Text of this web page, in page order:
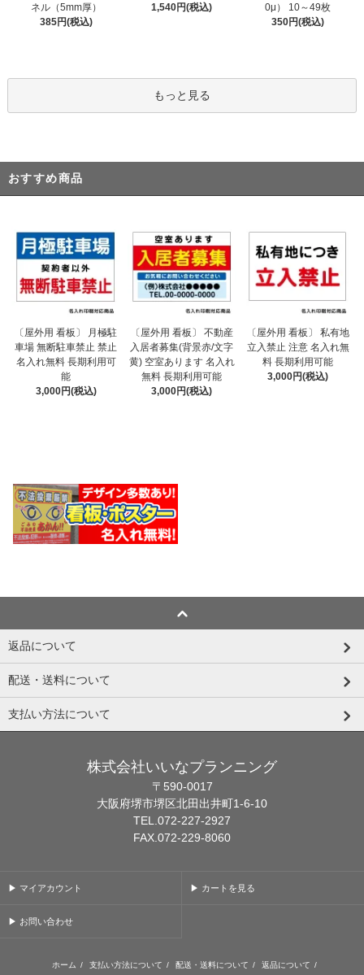
ネル（5mm厚）
385円(税込)
1,540円(税込)
0μ） 10～49枚
350円(税込)
もっと見る
おすすめ商品
〔屋外用 看板〕 月極駐
車場 無断駐車禁止 禁止
名入れ無料 長期利用可
能
3,000円(税込)
〔屋外用 看板〕 不動産
入居者募集(背景赤/文字
黄) 空室あります 名入れ
無料 長期利用可能
3,000円(税込)
〔屋外用 看板〕 私有地
立入禁止 注意 名入れ無
料 長期利用可能
3,000円(税込)
返品について
配送・送料について
支払い方法について
株式会社いいなプランニング
〒590-0017
大阪府堺市堺区北田出井町1-6-10
TEL.072-227-2927
FAX.072-229-8060
▶ マイアカウント ▶ カートを見る
▶ お問い合わせ
ホーム / 支払い方法について / 配送・送料について / 返品について /